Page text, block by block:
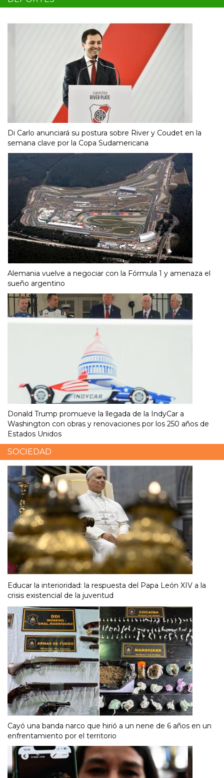
Di Carlo anunciará su postura sobre River y Coudet en la
semana clave por la Copa Sudamericana
Alemania vuelve a negociar con la Fórmula 1 y amenaza el
sueño argentino
Donald Trump promueve la llegada de la IndyCar a
Washington con obras y renovaciones por los 250 años de
Estados Unidos
SOCIEDAD
Educar la interioridad: la respuesta del Papa León XIV a la
crisis existencial de la juventud
Cayó una banda narco que hirió a un nene de 6 años en un
enfrentamiento por el territorio